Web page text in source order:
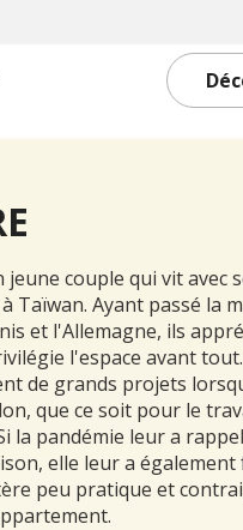
jeune couple qui vit avec
Taïwan. Ayant passé la
et l'Allemagne, ils
l'espace avant
de grands projets
que ce soit pour le
la pandémie leur a
elle leur a
peu pratique et